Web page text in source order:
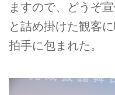
ますので、どうぞ
と詰め掛けた観客
拍手に包まれた。